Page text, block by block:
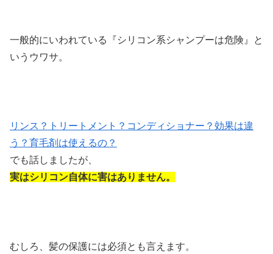
一般的にいわれている『シリコン系シャンプーは危険』と
いうウワサ。
リンス？トリートメント？コンディショナー？効果は違
う？育毛剤は使えるの？
でも話しましたが、
実はシリコン自体に害はありません。
むしろ、髪の保護には必須とも言えます。